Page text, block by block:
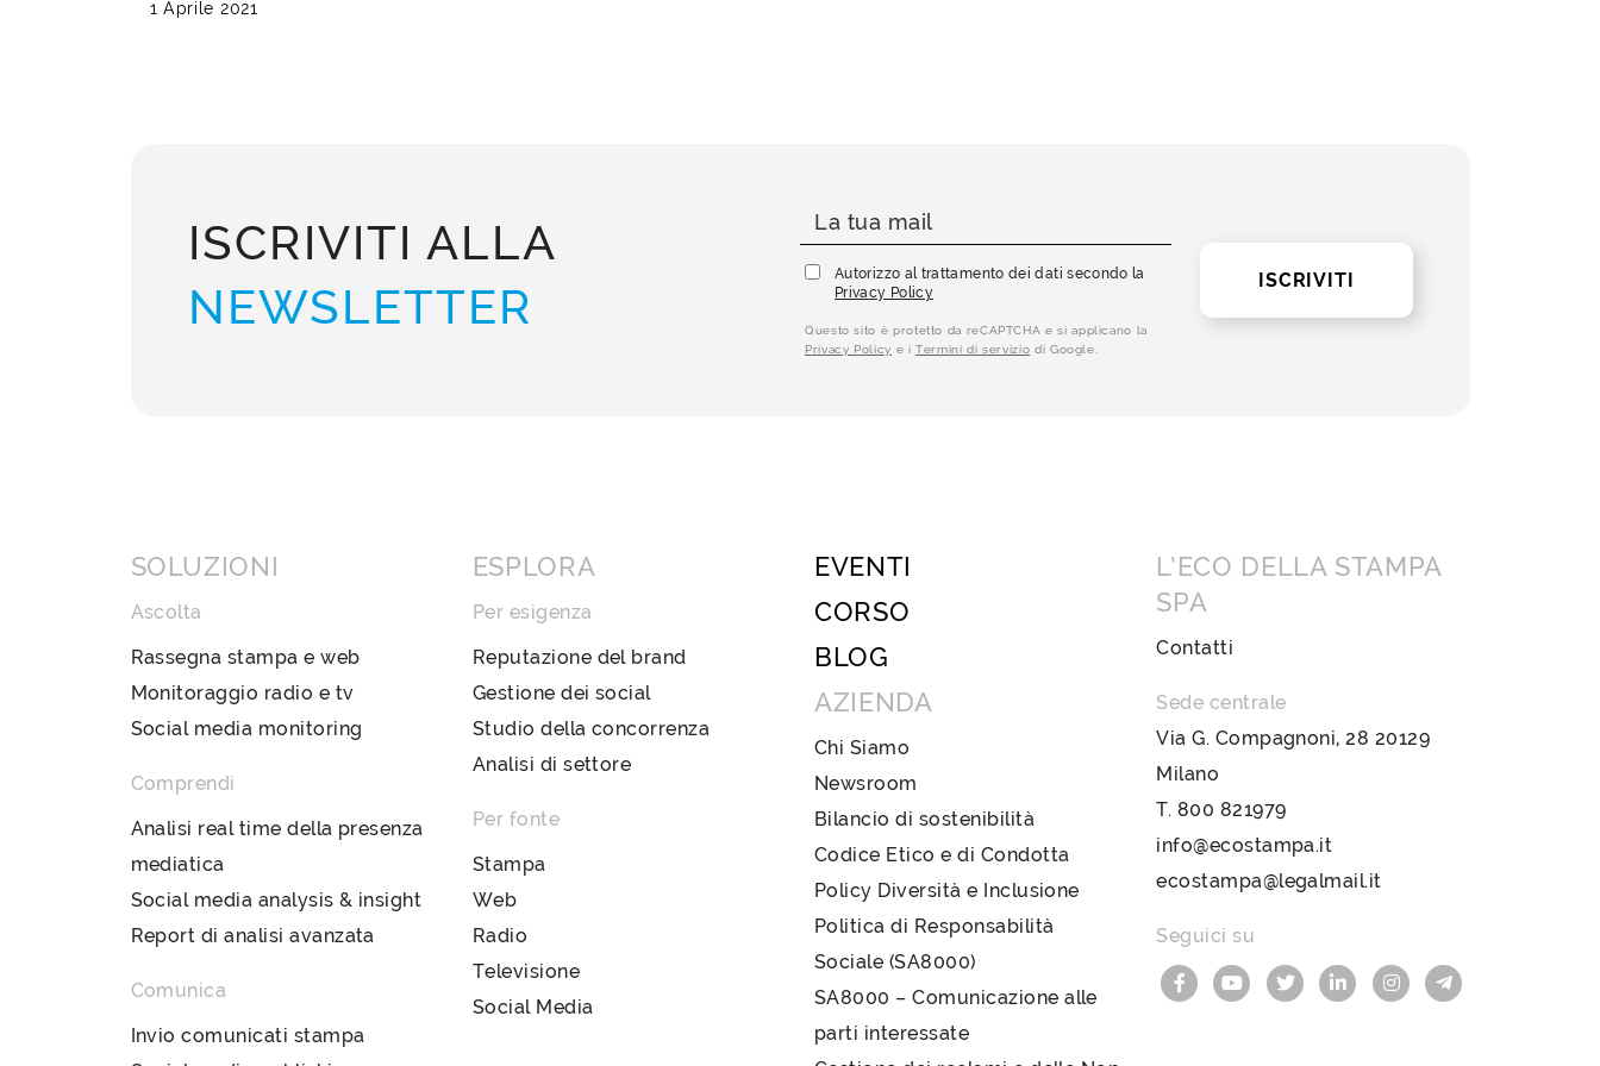
1 Aprile 2021
ISCRIVITI ALLA
NEWSLETTER
Autorizzo al trattamento dei dati secondo la
Privacy Policy
Questo sito è protetto da reCAPTCHA e si applicano la
Privacy Policy e iTermini di servizio di Google.
ISCRIVITI
SOLUZIONI
Ascolta
Rassegna stampa e web
Monitoraggio radio e tv
Social media monitoring
Comprendi
Analisi real time della presenza
mediatica
Social media analysis & insight
Report di analisi avanzata
Comunica
Invio comunicati stampa
ESPLORA
Per esigenza
Reputazione del brand
Gestione dei social
Studio della concorrenza
Analisi di settore
Per fonte
Stampa
Web
Radio
Televisione
Social Media
EVENTI
CORSO
BLOG
AZIENDA
Chi Siamo
Newsroom
Bilancio di sostenibilità
Codice Etico e di Condotta
Policy Diversità e Inclusione
Politica di Responsabilità
Sociale (SA8000)
SA8000 – Comunicazione alle
parti interessate
L’ECO DELLA STAMPA
SPA
Contatti
Sede centrale
Via G. Compagnoni, 28 20129
Milano
T. 800 821979
info@ecostampa.it
ecostampa@legalmail.it
Seguici su